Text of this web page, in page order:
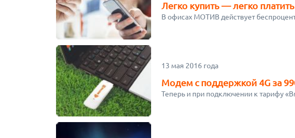
Легко купить — легко
В офисах МОТИВ действует
13 мая 2016 года
Модем с поддержкой 4G за
Теперь и при подключении к тарифу